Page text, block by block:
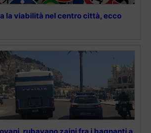
la viabilità nel centro città, ecco